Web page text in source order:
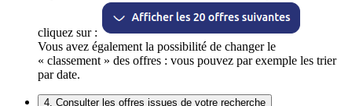
cliquez sur :
Vous avez également la possibilité de changer le
« classement » des offres : vous pouvez par exemple les trier
par date.
4. Consulter les offres issues de votre recherche